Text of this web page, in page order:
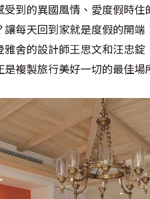
到的異國風情、愛度假時
每天回到家就是度假的開
雅舍的設計師王思文和汪忠
複製旅行美好一切的最佳場